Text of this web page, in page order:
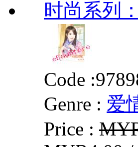
时尚系列
Code :
Genre : 爱
Price :